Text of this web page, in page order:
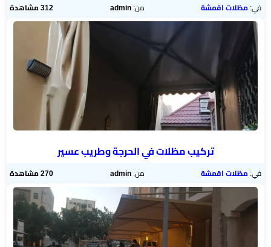
في:مظلات اقمشة من:admin 312 مشاهدة
تركيب مظلات في الحرجة وطريب عسير
في:مظلات اقمشة من:admin 270 مشاهدة